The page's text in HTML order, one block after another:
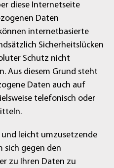
diese Internetseite
Daten
internetbasierte
Sicherheitslücken
Schutz nicht
Aus diesem Grund steht
Daten auch auf
telefonisch oder
leicht umzusetzende
sich gegen den
zu Ihren Daten zu